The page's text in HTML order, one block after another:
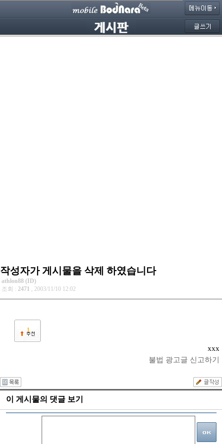
작성자가 게시물을 삭제 하였습니다
athlon88 (ID)
조회 : 2471 , 2003/11/10 12:02
1
xxx
불법 광고글 신고하기
이 게시물의 댓글 보기